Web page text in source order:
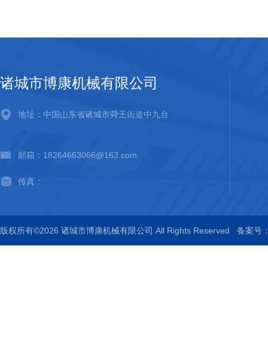
诸城市博康机械有限公司
地址：中国山东省诸城市舜王街道中九台
邮箱：18264663066@163.com
传真：
版权所有©2026 诸城市博康机械有限公司 All Rights Reserved 备案号